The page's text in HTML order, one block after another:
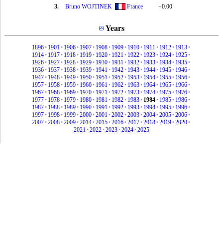
3.
Bruno WOJTINEK France +0.00
Years
1896• 1901• 1906• 1907• 1908• 1909• 1910• 1911• 1912• 1913•
1914• 1917• 1918• 1919• 1920• 1921• 1922• 1923• 1924• 1925•
1926• 1927• 1928• 1929• 1930• 1931• 1932• 1933• 1934• 1935•
1936• 1937• 1938• 1939• 1941• 1942• 1943• 1944• 1945• 1946•
1947• 1948• 1949• 1950• 1951• 1952• 1953• 1954• 1955• 1956•
1957• 1958• 1959• 1960• 1961• 1962• 1963• 1964• 1965• 1966•
1967• 1968• 1969• 1970• 1971• 1972• 1973• 1974• 1975• 1976•
1977• 1978• 1979• 1980• 1981• 1982• 1983• 1984• 1985• 1986•
1987• 1988• 1989• 1990• 1991• 1992• 1993• 1994• 1995• 1996•
1997• 1998• 1999•2000•2001•2002•2003•2004•2005•2006•
2007•2008•2009•2014•2015•2016•2017•2018•2019•2020•
2021•2022•2023•2024•2025